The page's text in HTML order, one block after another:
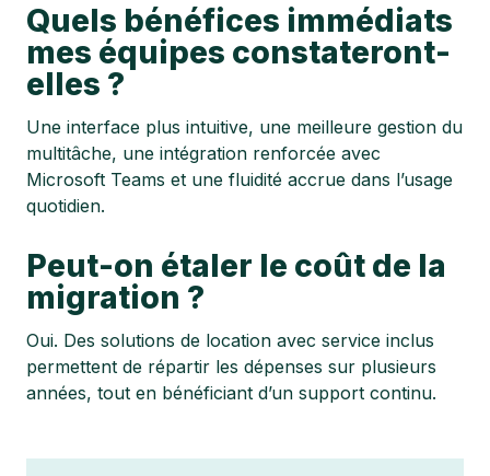
Quels bénéfices immédiats
mes équipes constateront-
elles ?
Une interface plus intuitive, une meilleure gestion du
multitâche, une intégration renforcée avec
Microsoft Teams et une fluidité accrue dans l’usage
quotidien.
Peut-on étaler le coût de la
migration ?
Oui. Des solutions de location avec service inclus
permettent de répartir les dépenses sur plusieurs
années, tout en bénéficiant d’un support continu.